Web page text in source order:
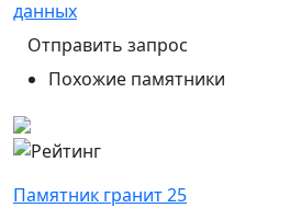
данных
Похожие памятники
Памятник гранит 25